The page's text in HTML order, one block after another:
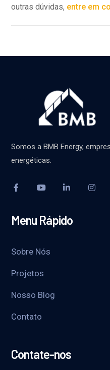
outras dúvidas, entre em
Somos a BMB Energy,
energéticas.
Menu Rápido
Sobre Nós
Projetos
Nosso Blog
Contato
Contate-nos